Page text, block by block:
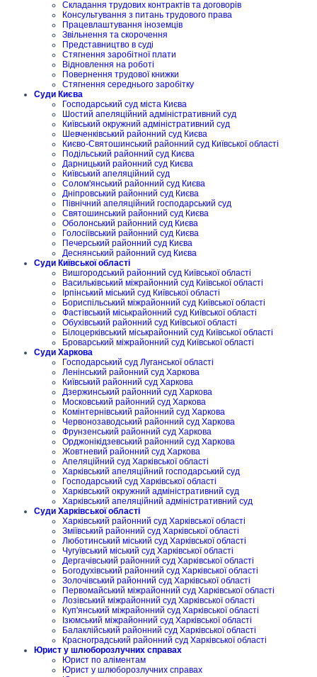
Складання трудових контрактів та договорів
Консультування з питань трудового права
Працевлаштування іноземців
Звільнення та скорочення
Представництво в суді
Стягнення заробітної плати
Відновлення на роботі
Повернення трудової книжки
Стягнення середнього заробітку
Суди Києва
Господарський суд міста Києва
Шостий апеляційний адміністративний суд
Київський окружний адміністративний суд
Шевченківський районний суд Києва
Києво-Святошинський районний суд Київської області
Подільський районний суд Києва
Дарницький районний суд Києва
Київський апеляційний суд
Солом'янський районний суд Києва
Дніпровський районний суд Києва
Північний апеляційний господарський суд
Святошинський районний суд Києва
Оболонський районний суд Києва
Голосіївський районний суд Києва
Печерський районний суд Києва
Деснянський районний суд Києва
Суди Київської області
Вишгородський районний суд Київської області
Васильківський міжрайонний суд Київської області
Ірпінський міський суд Київської області
Бориспільський міжрайонний суд Київської області
Фастівський міськрайонний суд Київської області
Обухівський районний суд Київської області
Білоцерківський міськрайонний суд Київської області
Броварський міжрайонний суд Київської області
Суди Харкова
Господарський суд Луганської області
Ленінський районний суд Харкова
Київський районний суд Харкова
Дзержинський районний суд Харкова
Московський районний суд Харкова
Комінтернівський районний суд Харкова
Червонозаводський районний суд Харкова
Фрунзенський районний суд Харкова
Орджонікідзевський районний суд Харкова
Жовтневий районний суд Харкова
Апеляційний суд Харківської області
Харківський апеляційний господарський суд
Господарський суд Харківської області
Харківський окружний адміністративний суд
Харківський апеляційний адміністративний суд
Суди Харківської області
Харківський районний суд Харківської області
Зміївський районний суд Харківської області
Люботинський міський суд Харківської області
Чугуївський міський суд Харківської області
Дергачівський районний суд Харківської області
Богодухівський районний суд Харківської області
Золочівський районний суд Харківської області
Первомайський міжрайонний суд Харківської області
Лозівський міжрайонний суд Харківської області
Куп'янський міжрайонний суд Харківської області
Ізюмський міжрайонний суд Харківської області
Балаклійський районний суд Харківської області
Красноградський районний суд Харківської області
Юрист у шлюборозлучних справах
Юрист по аліментам
Юрист у шлюборозлучних справах